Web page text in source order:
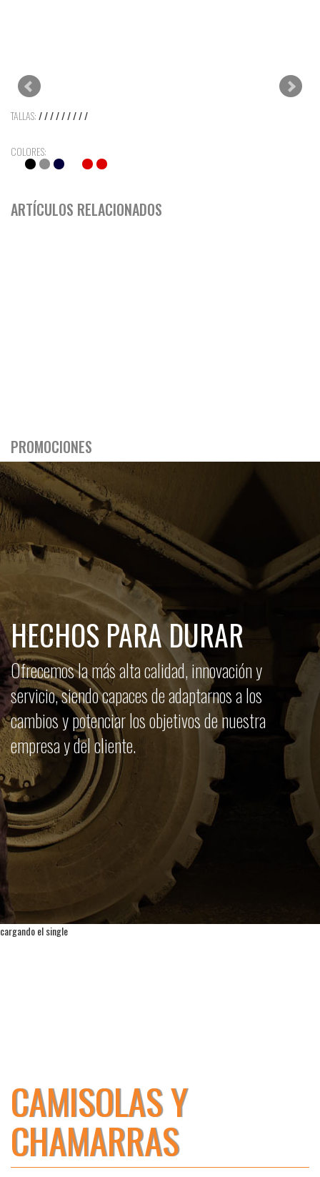
TALLAS:/ / / / / / / / /
COLORES:
ARTÍCULOS RELACIONADOS
PROMOCIONES
HECHOS PARA DURAR
Ofrecemos la más alta calidad, innovación y
servicio, siendo capaces de adaptarnos a los
cambios y potenciar los objetivos de nuestra
empresa y del cliente.
cargando el single
CAMISOLAS Y
CHAMARRAS